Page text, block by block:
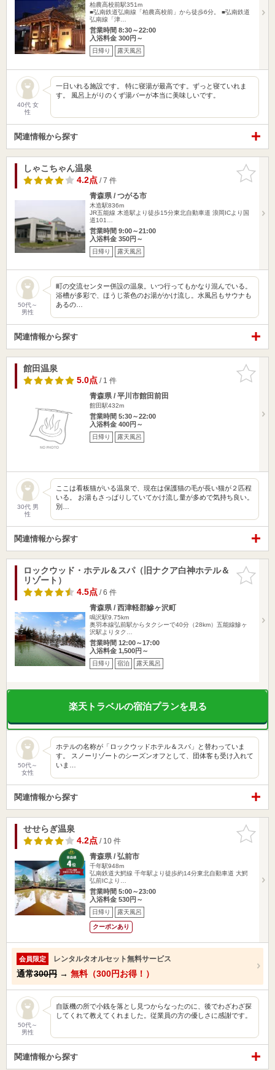
柏農高校前駅351m
■弘南鉄道弘南線「柏農高校前」から徒歩6分。 ■弘南鉄道
弘南線「津…
営業時間 8:30～22:00
入浴料金 300円～
日帰り 露天風呂
40代 女
性
一日いれる施設です。 特に寝湯が最高です。ずっと寝ていれま
す。 風呂上がりのくず湯バーが本当に美味しいです。
関連情報から探す
お気に入
りに追加
しゃこちゃん温泉
4.2点/ 7 件
青森県 / つがる市
木造駅836m
JR五能線 木造駅より徒歩15分東北自動車道 浪岡ICより国
道101…
営業時間 9:00～21:00
入浴料金 350円～
日帰り 露天風呂
50代～
男性
町の交流センター併設の温泉。いつ行ってもかなり混んでいる。
浴槽が多彩で、ほうじ茶色のお湯がかけ流し。水風呂もサウナも
あるの…
関連情報から探す
お気に入
りに追加
館田温泉
5.0点/ 1 件
青森県 / 平川市館田前田
館田駅432m
営業時間 5:30～22:00
入浴料金 400円～
日帰り 露天風呂
30代 男
性
ここは看板猫がいる温泉で、現在は保護猫の毛が長い猫が２匹程
いる。 お湯もさっぱりしていてかけ流し量が多めで気持ち良い。
別…
関連情報から探す
お気に入
りに追加
ロックウッド・ホテル＆スパ（旧ナクア白神ホテル＆
リゾート）
4.5点/ 6 件
青森県 / 西津軽郡鰺ヶ沢町
鳴沢駅9.75km
奥羽本線弘前駅からタクシーで40分（28km）五能線鰺ヶ
沢駅よりタク…
営業時間 12:00～17:00
入浴料金 1,500円～
日帰り 宿泊 露天風呂
楽天トラベルの宿泊プランを見る
50代～
女性
ホテルの名称が「ロックウッドホテル＆スパ」と替わっていま
す。 スノーリゾートのシーズンオフとして、団体客も受け入れて
いま…
関連情報から探す
お気に入
りに追加
せせらぎ温泉
4.2点/ 10 件
青森県 / 弘前市
千年駅948m
弘南鉄道大鰐線 千年駅より徒歩約14分東北自動車道 大鰐
弘前ICより…
営業時間 5:00～23:00
入浴料金 530円～
日帰り 露天風呂
クーポンあり
会員限定 レンタルタオルセット無料サービス
通常300円 → 無料（300円お得！）
50代～
男性
自販機の所で小銭を落とし見つからなったのに、後でわざわざ探
してくれて教えてくれました。従業員の方の優しさに感謝です。
関連情報から探す